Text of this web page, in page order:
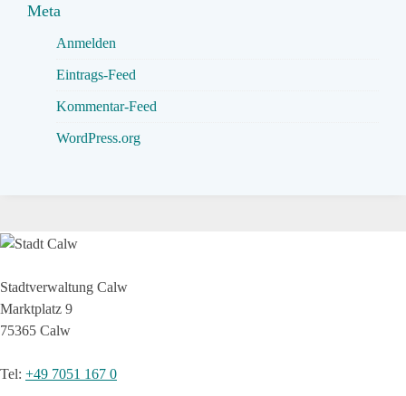
Meta
Anmelden
Eintrags-Feed
Kommentar-Feed
WordPress.org
Stadtverwaltung Calw
Marktplatz 9
75365 Calw
Tel: +49 7051 167 0